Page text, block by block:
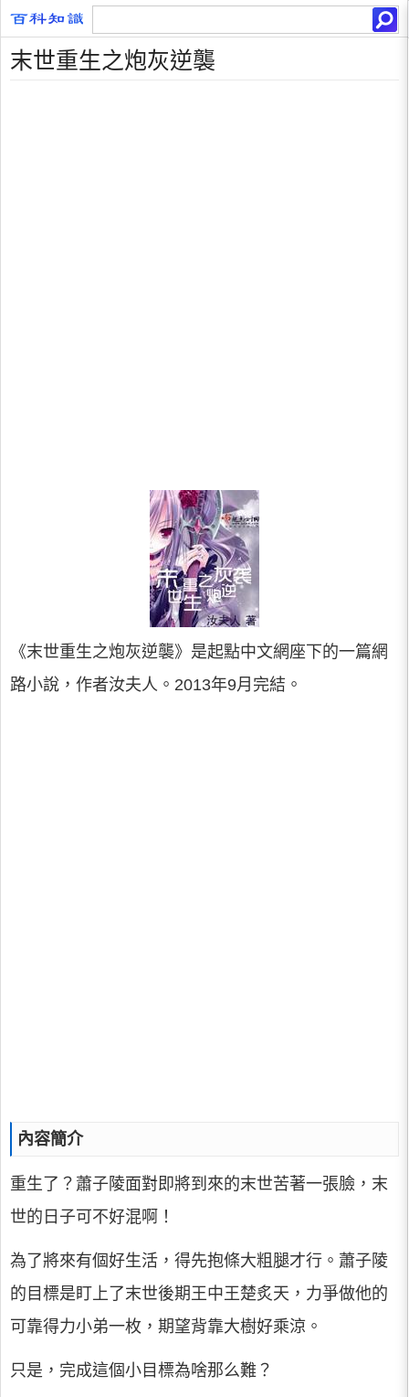
末世重生之炮灰逆襲
《末世重生之炮灰逆襲》是起點中文網座下的一篇網
路小說，作者汝夫人。2013年9月完結。
內容簡介
重生了？蕭子陵面對即將到來的末世苦著一張臉，末
世的日子可不好混啊！
為了將來有個好生活，得先抱條大粗腿才行。蕭子陵
的目標是盯上了末世後期王中王楚炙天，力爭做他的
可靠得力小弟一枚，期望背靠大樹好乘涼。
只是，完成這個小目標為啥那么難？